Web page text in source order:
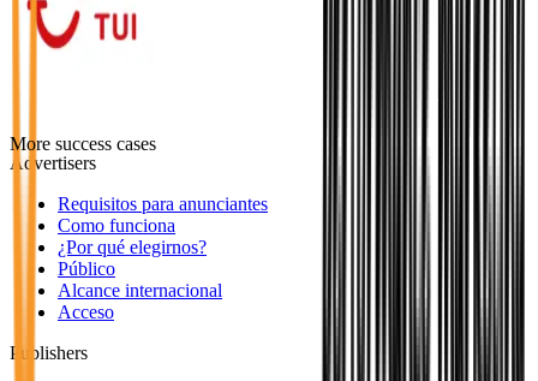
More success cases
Advertisers
Requisitos para anunciantes
Como funciona
¿Por qué elegirnos?
Público
Alcance internacional
Acceso
Publishers